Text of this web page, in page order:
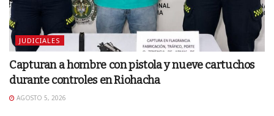
JUDICIALES
Capturan a hombre con pistola y nueve cartuchos
durante controles en Riohacha
AGOSTO 5, 2026